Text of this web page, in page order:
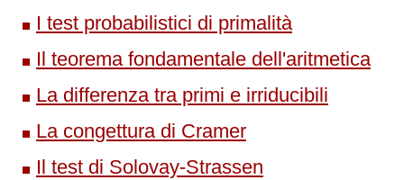
I test probabilistici di primalità
Il teorema fondamentale dell'aritmetica
La differenza tra primi e irriducibili
La congettura di Cramer
Il test di Solovay-Strassen